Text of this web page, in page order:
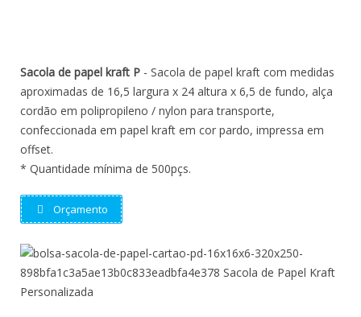
Sacola de papel kraft P - Sacola de papel kraft com medidas
aproximadas de 16,5 largura x 24 altura x 6,5 de fundo, alça
cordão em polipropileno / nylon para transporte,
confeccionada em papel kraft em cor pardo, impressa em
offset.
* Quantidade mínima de 500pçs.
Orçamento